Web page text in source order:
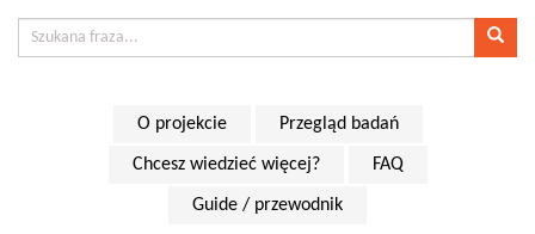
O projekcie Przegląd badań
Chcesz wiedzieć więcej? FAQ
Guide / przewodnik